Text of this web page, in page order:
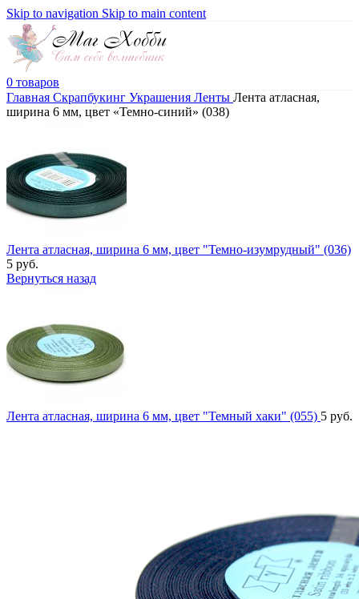
Skip to navigation Skip to main content
0 товаров
Главная Скрапбукинг Украшения Ленты Лента атласная,
ширина 6 мм, цвет «Темно-синий» (038)
Лента атласная, ширина 6 мм, цвет "Темно-изумрудный" (036)
5 руб.
Вернуться назад
Лента атласная, ширина 6 мм, цвет "Темный хаки" (055) 5 руб.